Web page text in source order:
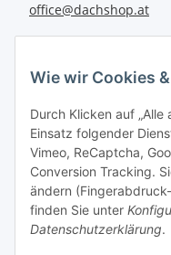
office@dachshop.at
Informationen
Sie
Wie wir Cookies
Durch Klicken auf
Einsatz folgender
Vimeo, ReCaptcha,
Conversion Tracking.
ändern
finden Sie unter
Datenschutzerklärung.